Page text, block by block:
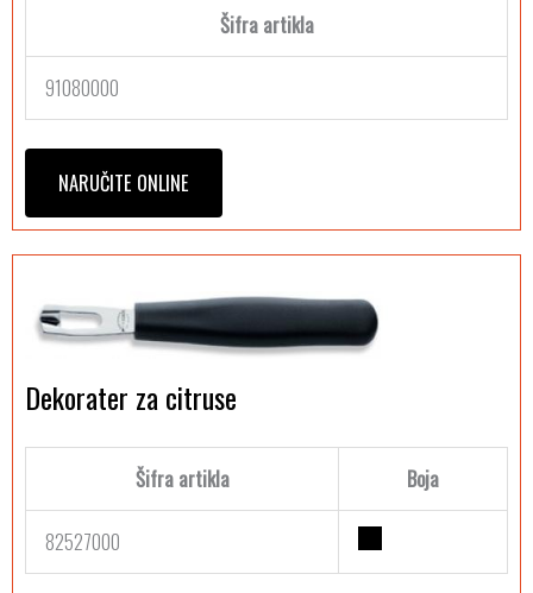
Šifra artikla
91080000
NARUČITE ONLINE
Dekorater za citruse
Šifra artikla Boja
82527000